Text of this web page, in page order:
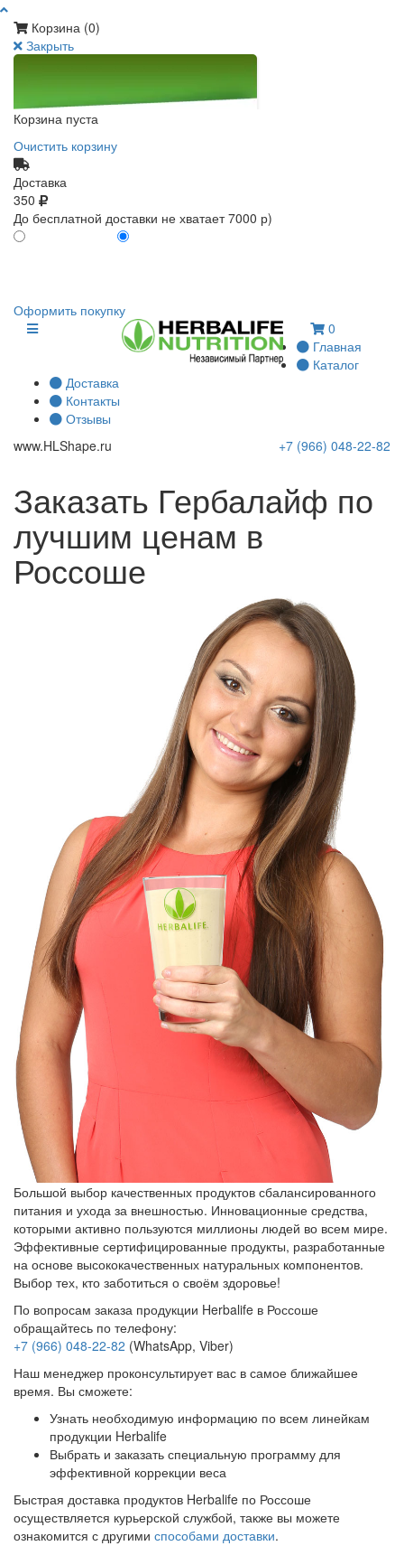
Корзина (0)
Закрыть
Корзина пуста
Очистить корзину
Доставка
350
До бесплатной доставки не хватает 7000 р)
Оформить покупку
0
Главная
Каталог
Доставка
Контакты
Отзывы
www.HLShape.ru +7 (966) 048-22-82
Заказать Гербалайф по
лучшим ценам в
Россоше
Большой выбор качественных продуктов сбалансированного
питания и ухода за внешностью. Инновационные средства,
которыми активно пользуются миллионы людей во всем мире.
Эффективные сертифицированные продукты, разработанные
на основе высококачественных натуральных компонентов.
Выбор тех, кто заботиться о своём здоровье!
По вопросам заказа продукции Herbalife в Россоше
обращайтесь по телефону:
+7 (966) 048-22-82 (WhatsApp, Viber)
Наш менеджер проконсультирует вас в самое ближайшее
время. Вы сможете:
Узнать необходимую информацию по всем линейкам
продукции Herbalife
Выбрать и заказать специальную программу для
эффективной коррекции веса
Быстрая доставка продуктов Herbalife по Россоше
осуществляется курьерской службой, также вы можете
ознакомится с другими способами доставки.